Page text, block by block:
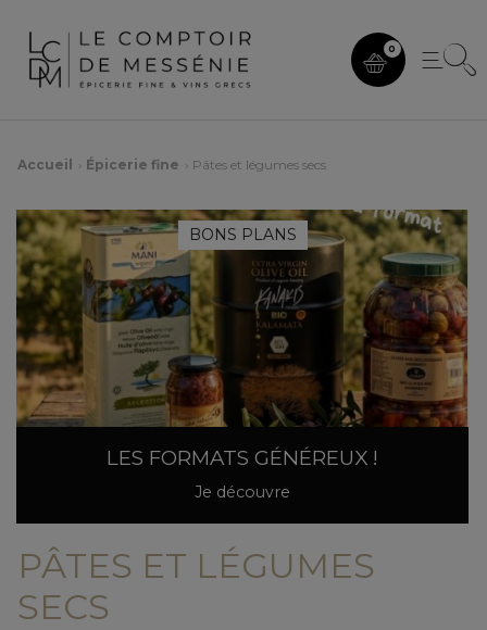
0
Accueil Épicerie fine Pâtes et légumes secs
BONS PLANS
LES FORMATS GÉNÉREUX !
Je découvre
PÂTES ET LÉGUMES
SECS